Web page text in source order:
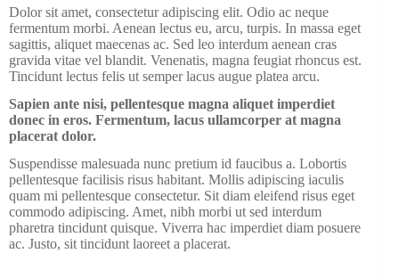
Dolor sit amet, consectetur adipiscing elit. Odio ac neque
fermentum morbi. Aenean lectus eu, arcu, turpis. In massa eget
sagittis, aliquet maecenas ac. Sed leo interdum aenean cras
gravida vitae vel blandit. Venenatis, magna feugiat rhoncus est.
Tincidunt lectus felis ut semper lacus augue platea arcu.
Sapien ante nisi, pellentesque magna aliquet imperdiet
donec in eros. Fermentum, lacus ullamcorper at magna
placerat dolor.
Suspendisse malesuada nunc pretium id faucibus a. Lobortis
pellentesque facilisis risus habitant. Mollis adipiscing iaculis
quam mi pellentesque consectetur. Sit diam eleifend risus eget
commodo adipiscing. Amet, nibh morbi ut sed interdum
pharetra tincidunt quisque. Viverra hac imperdiet diam posuere
ac. Justo, sit tincidunt laoreet a placerat.